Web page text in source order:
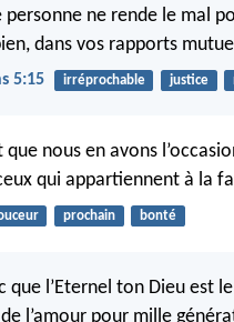
personne ne rende le mal
dans vos rapports
5:15 irréprochable justice
nous en avons
qui appartiennent à la
prochain bonté
que l’Eternel ton Dieu est
l’amour pour mille